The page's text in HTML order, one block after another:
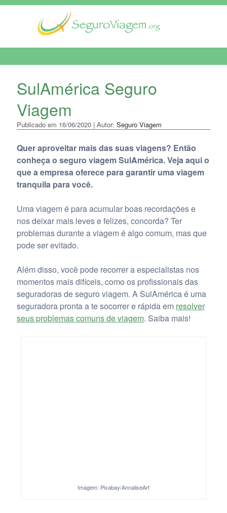
SulAmérica Seguro
Viagem
Publicado em 16/06/2020 | Autor: Seguro Viagem
Quer aproveitar mais das suas viagens? Então
conheça o seguro viagem SulAmérica. Veja aqui o
que a empresa oferece para garantir uma viagem
tranquila para você.
Uma viagem é para acumular boas recordações e
nos deixar mais leves e felizes, concorda? Ter
problemas durante a viagem é algo comum, mas que
pode ser evitado.
Além disso, você pode recorrer a especialistas nos
momentos mais difíceis, como os profissionais das
seguradoras de seguro viagem. A SulAmérica é uma
seguradora pronta a te socorrer e rápida em resolver
seus problemas comuns de viagem. Saiba mais!
Imagem: Pixabay/AnnaliseArt